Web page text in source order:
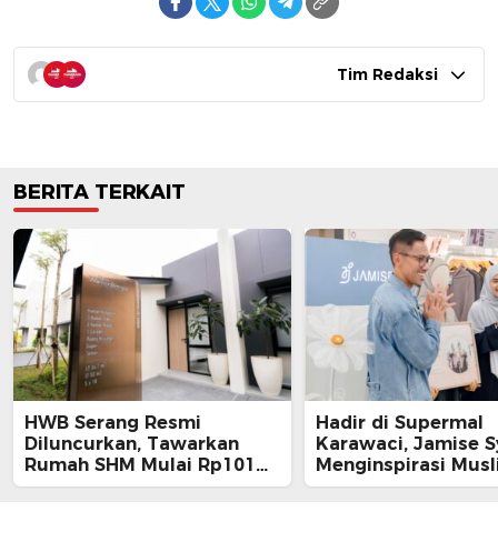
Tim Redaksi
BERITA TERKAIT
HWB Serang Resmi
Diluncurkan, Tawarkan
Rumah SHM Mulai Rp101
Juta
Hadir di Supermal
Karawaci, Jamise
Menginspirasi
Gen Z